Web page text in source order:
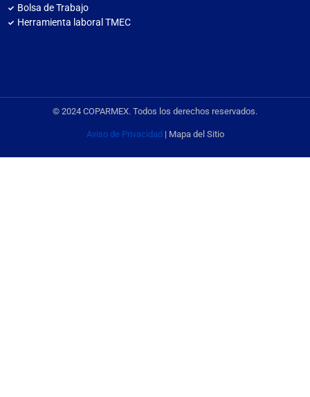
Bolsa de Trabajo
Herramienta laboral TMEC
© 2024 COPARMEX. Todos los derechos reservados.
Aviso de Privacidad | Mapa del Sitio